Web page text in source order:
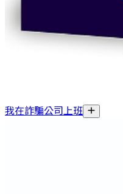
我在詐騙公司上班